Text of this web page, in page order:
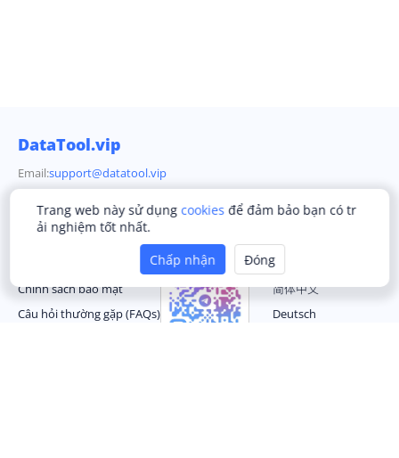
DataTool.vip
Email:support@datatool.vip
Công ty
Chính sách bảo mật
Câu hỏi thường gặp (FAQs)
English
简体中文
Deutsch
Trang web này sử dụngcookiesđể đảm bảo bạn có tr
ải nghiệm tốt nhất.
Chấp nhận
Đóng